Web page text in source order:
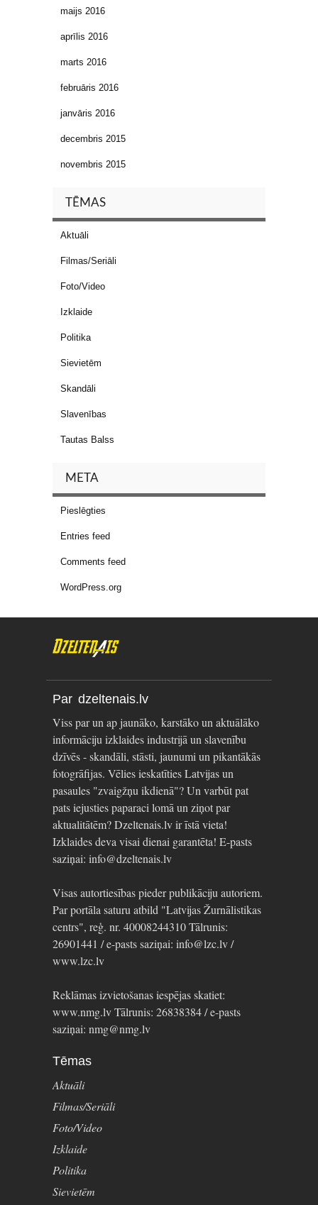
maijs 2016
aprīlis 2016
marts 2016
februāris 2016
janvāris 2016
decembris 2015
novembris 2015
TĒMAS
Aktuāli
Filmas/Seriāli
Foto/Video
Izklaide
Politika
Sievietēm
Skandāli
Slavenības
Tautas Balss
META
Pieslēgties
Entries feed
Comments feed
WordPress.org
Par dzeltenais.lv
Viss par un ap jaunāko, karstāko un aktuālāko
informāciju izklaides industrijā un slavenību
dzīvēs - skandāli, stāsti, jaunumi un pikantākās
fotogrāfijas. Vēlies ieskatīties Latvijas un
pasaules "zvaigžņu ikdienā"? Un varbūt pat
pats iejusties paparaci lomā un ziņot par
aktualitātēm? Dzeltenais.lv ir īstā vieta!
Izklaides deva visai dienai garantēta! E-pasts
saziņai: info@dzeltenais.lv
Visas autortiesības pieder publikāciju autoriem.
Par portāla saturu atbild "Latvijas Žurnālistikas
centrs", reģ. nr. 40008244310 Tālrunis:
26901441 / e-pasts saziņai: info@lzc.lv /
www.lzc.lv
Reklāmas izvietošanas iespējas skatiet:
www.nmg.lv Tālrunis: 26838384 / e-pasts
saziņai: nmg@nmg.lv
Tēmas
Aktuāli
Filmas/Seriāli
Foto/Video
Izklaide
Politika
Sievietēm